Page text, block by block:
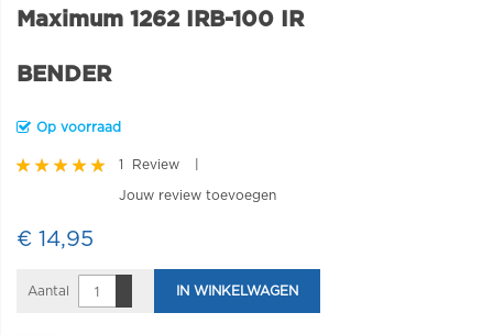
Maximum 1262 IRB-100 IR
BENDER
Op voorraad
Rating: 1 Review
Jouw review toevoegen
€ 14,95
Aantal IN WINKELWAGEN